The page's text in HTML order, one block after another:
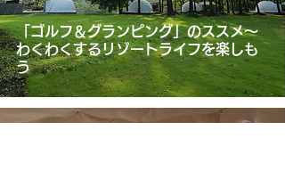
「ゴルフ＆グランピング」のススメ～
わくわくするリゾートライフを楽しも
う